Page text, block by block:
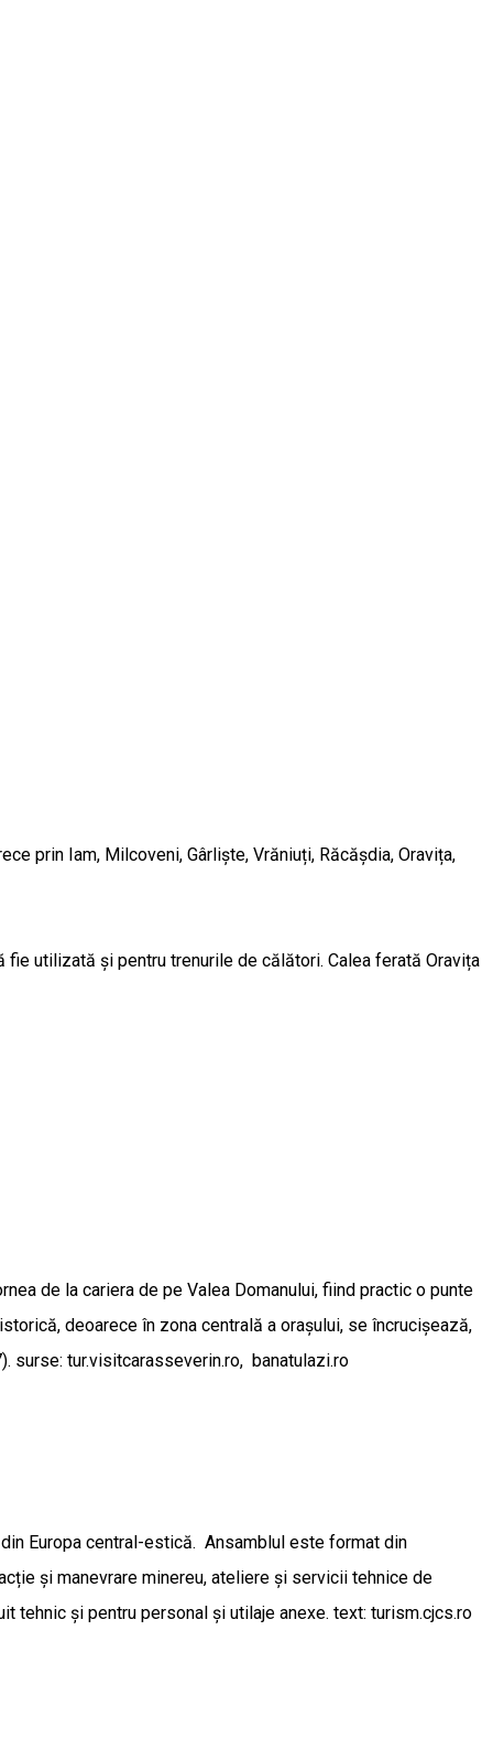
prin Iam, Milcoveni, Gârliște, Vrăniuți, Răcășdia, Oravița,
utilizată și pentru trenurile de călători. Calea ferată Oravița
de la cariera de pe Valea Domanului, fiind practic o punte
deoarece în zona centrală a orașului, se încrucişează,
surse: tur.visitcarasseverin.ro, banatulazi.ro
Europa central-estică. Ansamblul este format din
și manevrare minereu, ateliere și servicii tehnice de
tehnic și pentru personal și utilaje anexe. text: turism.cjcs.ro